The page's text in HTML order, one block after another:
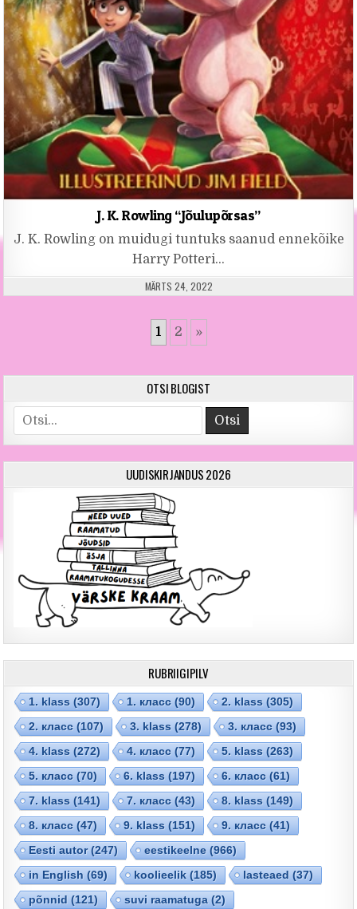
J. K. Rowling “Jõulupõrsas”
J. K. Rowling on muidugi tuntuks saanud ennekõike
Harry Potteri…
PUBLISHED DATE:
MÄRTS 24, 2022
1 2 »
OTSI BLOGIST
Otsi
UUDISKIRJANDUS 2026
RUBRIIGIPILV
1. klass (307) 1. класс (90) 2. klass (305)
2. класс (107) 3. klass (278) 3. класс (93)
4. klass (272) 4. класс (77) 5. klass (263)
5. класс (70) 6. klass (197) 6. класс (61)
7. klass (141) 7. класс (43) 8. klass (149)
8. класс (47) 9. klass (151) 9. класс (41)
Eesti autor(247) eestikeelne (966)
in English (69) koolieelik (185) lasteaed (37)
põnnid (121) suvi raamatuga (2)